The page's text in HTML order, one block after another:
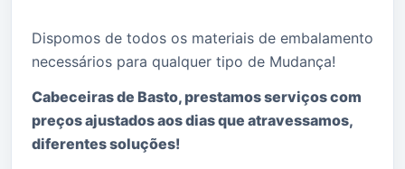
Dispomos de todos os materiais de embalamento
necessários para qualquer tipo de Mudança!
Cabeceiras de Basto, prestamos serviços com
preços ajustados aos dias que atravessamos,
diferentes soluções!